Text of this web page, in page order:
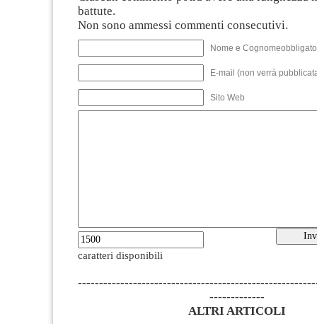
battute.
Non sono ammessi commenti consecutivi.
Nome e
E-mail (non verrà
Sito Web
caratteri disponibili
-------------
ALTRI ARTICOLI